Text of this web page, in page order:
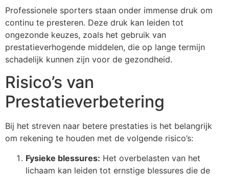
Professionele sporters staan onder immense druk om
continu te presteren. Deze druk kan leiden tot
ongezonde keuzes, zoals het gebruik van
prestatieverhogende middelen, die op lange termijn
schadelijk kunnen zijn voor de gezondheid.
Risico’s van
Prestatieverbetering
Bij het streven naar betere prestaties is het belangrijk
om rekening te houden met de volgende risico’s:
Fysieke blessures: Het overbelasten van het
lichaam kan leiden tot ernstige blessures die de